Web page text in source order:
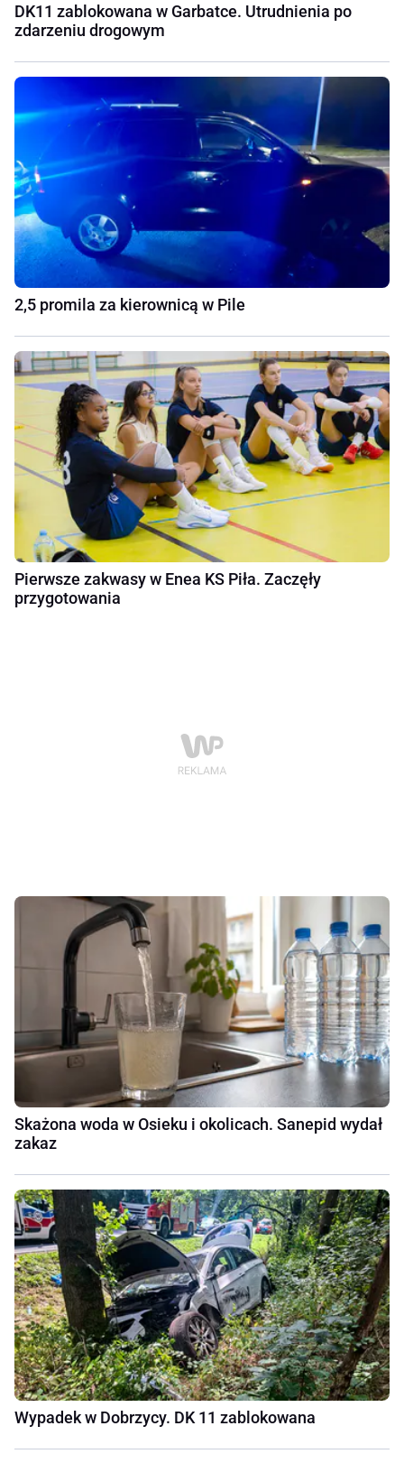
DK11 zablokowana w Garbatce. Utrudnienia po
zdarzeniu drogowym
2,5 promila za kierownicą w Pile
Pierwsze zakwasy w Enea KS Piła. Zaczęły
przygotowania
Skażona woda w Osieku i okolicach. Sanepid wydał
zakaz
Wypadek w Dobrzycy. DK 11 zablokowana